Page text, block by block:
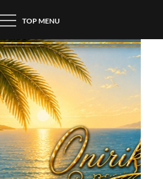
TOP MENU